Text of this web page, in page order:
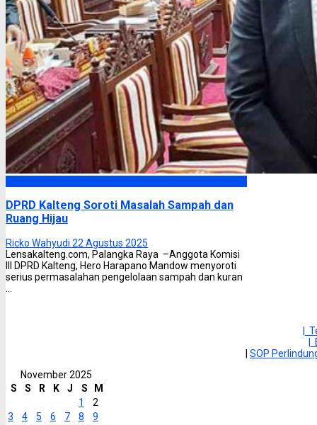
DPRD Kalteng Soroti Masalah Sampah dan
Ruang Hijau
Ricko Wahyudi 22 Agustus 2025
Lensakalteng.com, Palangka Raya –Anggota Komisi
III DPRD Kalteng, Hero Harapano Mandow menyoroti
serius permasalahan pengelolaan sampah dan kuran
|
|
| SOP
November 2025
S
S R K J S
M
1
2
3
4 5 6 7 8
9